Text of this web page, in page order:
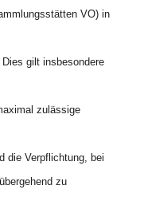
VO) in
gilt insbesondere
zulässige
die Verpflichtung, bei
zu